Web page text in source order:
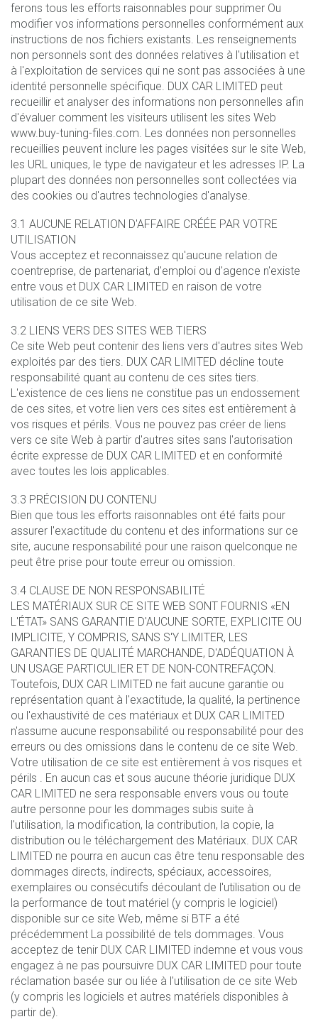
ferons tous les efforts raisonnables pour supprimer Ou
modifier vos informations personnelles conformément aux
instructions de nos fichiers existants. Les renseignements
non personnels sont des données relatives à l'utilisation et
à l'exploitation de services qui ne sont pas associées à une
identité personnelle spécifique. DUX CAR LIMITED peut
recueillir et analyser des informations non personnelles afin
d'évaluer comment les visiteurs utilisent les sites Web
www.buy-tuning-files.com. Les données non personnelles
recueillies peuvent inclure les pages visitées sur le site Web,
les URL uniques, le type de navigateur et les adresses IP. La
plupart des données non personnelles sont collectées via
des cookies ou d'autres technologies d'analyse.
3.1 AUCUNE RELATION D'AFFAIRE CRÉÉE PAR VOTRE
UTILISATION
Vous acceptez et reconnaissez qu'aucune relation de
coentreprise, de partenariat, d'emploi ou d'agence n'existe
entre vous et DUX CAR LIMITED en raison de votre
utilisation de ce site Web.
3.2 LIENS VERS DES SITES WEB TIERS
Ce site Web peut contenir des liens vers d'autres sites Web
exploités par des tiers. DUX CAR LIMITED décline toute
responsabilité quant au contenu de ces sites tiers.
L'existence de ces liens ne constitue pas un endossement
de ces sites, et votre lien vers ces sites est entièrement à
vos risques et périls. Vous ne pouvez pas créer de liens
vers ce site Web à partir d'autres sites sans l'autorisation
écrite expresse de DUX CAR LIMITED et en conformité
avec toutes les lois applicables.
3.3 PRÉCISION DU CONTENU
Bien que tous les efforts raisonnables ont été faits pour
assurer l'exactitude du contenu et des informations sur ce
site, aucune responsabilité pour une raison quelconque ne
peut être prise pour toute erreur ou omission.
3.4 CLAUSE DE NON RESPONSABILITÉ
LES MATÉRIAUX SUR CE SITE WEB SONT FOURNIS «EN
L'ÉTAT» SANS GARANTIE D'AUCUNE SORTE, EXPLICITE OU
IMPLICITE, Y COMPRIS, SANS S'Y LIMITER, LES
GARANTIES DE QUALITÉ MARCHANDE, D'ADÉQUATION À
UN USAGE PARTICULIER ET DE NON-CONTREFAÇON.
Toutefois, DUX CAR LIMITED ne fait aucune garantie ou
représentation quant à l'exactitude, la qualité, la pertinence
ou l'exhaustivité de ces matériaux et DUX CAR LIMITED
n'assume aucune responsabilité ou responsabilité pour des
erreurs ou des omissions dans le contenu de ce site Web.
Votre utilisation de ce site est entièrement à vos risques et
périls . En aucun cas et sous aucune théorie juridique DUX
CAR LIMITED ne sera responsable envers vous ou toute
autre personne pour les dommages subis suite à
l'utilisation, la modification, la contribution, la copie, la
distribution ou le téléchargement des Matériaux. DUX CAR
LIMITED ne pourra en aucun cas être tenu responsable des
dommages directs, indirects, spéciaux, accessoires,
exemplaires ou consécutifs découlant de l'utilisation ou de
la performance de tout matériel (y compris le logiciel)
disponible sur ce site Web, même si BTF a été
précédemment La possibilité de tels dommages. Vous
acceptez de tenir DUX CAR LIMITED indemne et vous vous
engagez à ne pas poursuivre DUX CAR LIMITED pour toute
réclamation basée sur ou liée à l'utilisation de ce site Web
(y compris les logiciels et autres matériels disponibles à
partir de).